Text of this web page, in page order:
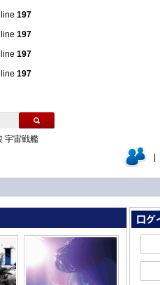
197
197
197
197
宇宙戦艦